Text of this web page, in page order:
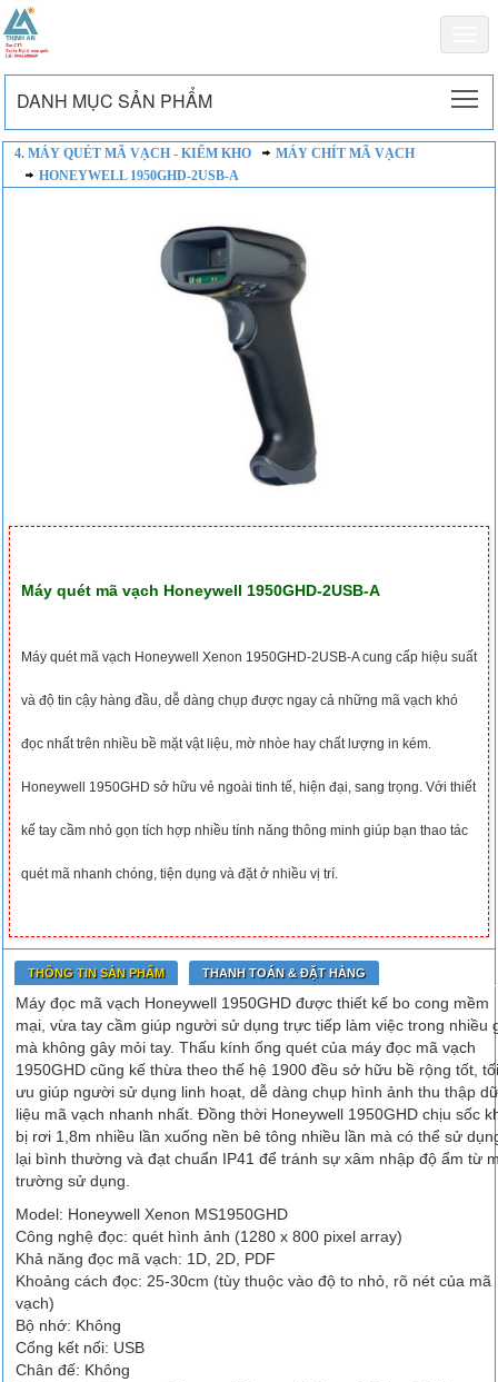
DANH MỤC SẢN PHẨM
4. MÁY QUÉT MÃ VẠCH - KIỂM KHO
MÁY CHÍT MÃ VẠCH
HONEYWELL 1950GHD-2USB-A
Máy quét mã vạch Honeywell 1950GHD-2USB-A
Máy quét mã vạch Honeywell Xenon 1950GHD-2USB-A cung cấp hiệu suất
và độ tin cậy hàng đầu, dễ dàng chụp được ngay cả những mã vạch khó
đọc nhất trên nhiều bề mặt vật liệu, mờ nhòe hay chất lượng in kém.
Honeywell 1950GHD sở hữu vẻ ngoài tinh tế, hiện đại, sang trọng. Với thiết
kế tay cầm nhỏ gọn tích hợp nhiều tính năng thông minh giúp bạn thao tác
quét mã nhanh chóng, tiện dụng và đặt ở nhiều vị trí.
THÔNG TIN SẢN PHẨM THANH TOÁN & ĐẶT HÀNG
Máy đọc mã vạch Honeywell 1950GHD được thiết kế bo cong mềm
mại, vừa tay cầm giúp người sử dụng trực tiếp làm việc trong nhiều
mà không gây mỏi tay. Thấu kính ống quét của máy đọc mã vạch
1950GHD cũng kế thừa theo thế hệ 1900 đều sở hữu bề rộng tốt, tối
ưu giúp người sử dụng linh hoạt, dễ dàng chụp hình ảnh thu thập dữ
liệu mã vạch nhanh nhất. Đồng thời Honeywell 1950GHD chịu sốc
bị rơi 1,8m nhiều lần xuống nền bê tông nhiều lần mà có thể sử
lại bình thường và đạt chuẩn IP41 để tránh sự xâm nhập độ ẩm từ
trường sử dụng.
Model: Honeywell Xenon MS1950GHD
Công nghệ đọc: quét hình ảnh (1280 x 800 pixel array)
Khả năng đọc mã vạch: 1D, 2D, PDF
Khoảng cách đọc: 25-30cm (tùy thuộc vào độ to nhỏ, rõ nét của mã
vạch)
Bộ nhớ: Không
Cổng kết nối: USB
Chân đế: Không